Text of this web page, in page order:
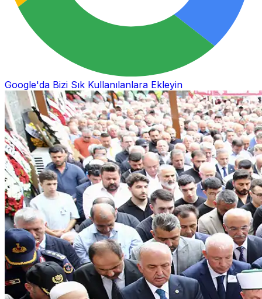
Google'da Bizi Sık Kullanılanlara Ekleyin